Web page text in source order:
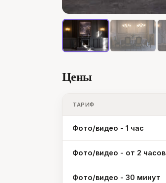
Цены
ТАРИФ
Фото/видео - 1 час
Фото/видео - от 2 часов
Фото/видео - 30 минут